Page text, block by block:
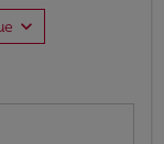
expand_more